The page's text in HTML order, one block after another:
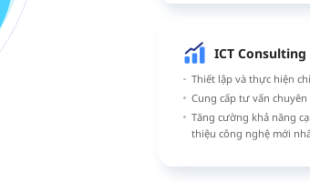
ICT Consulting
Thiết lập và thực hiện
Cung cấp tư vấn
Tăng cường khả năng
thiệu công nghệ mới